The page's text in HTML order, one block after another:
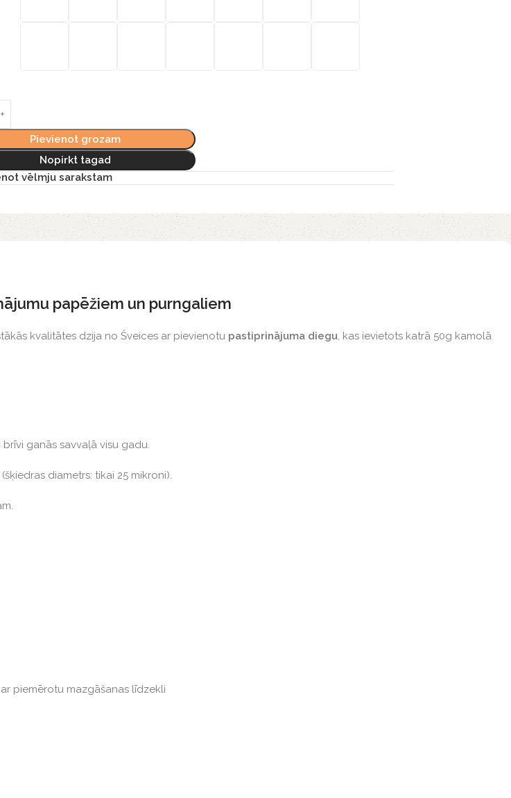
Pievienot grozam
Nopirkt tagad
vēlmju sarakstam
papēžiem un purngaliem
kvalitātes dzija no Šveices ar pievienotu pastiprinājuma diegu, kas ievietots katrā 50g kamolā
ganās savvaļā visu gadu.
diametrs: tikai 25 mikroni).
piemērotu mazgāšanas līdzekli